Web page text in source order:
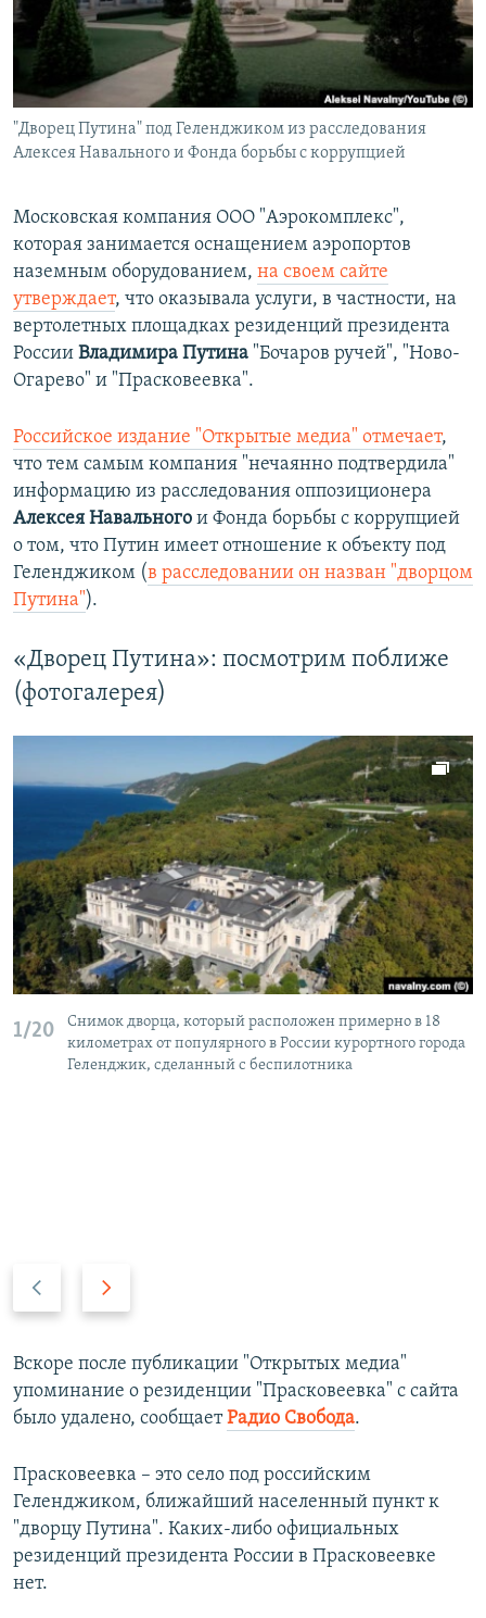
ПОБЕДИТЕЛЕЙ НЕ СУДЯТ?
КРЫМ.НЕПОКОРЕННЫЙ
ELIFBE
УКРАИНСКАЯ ПРОБЛЕМА КРЫМА
ПРИСОЕДИНЯЙТЕСЬ!
"Дворец Путина" под Геленджиком из расследования
Алексея Навального и Фонда борьбы с коррупцией
Московская компания ООО "Аэрокомплекс",
которая занимается оснащением аэропортов
наземным оборудованием, на своем сайте
утверждает, что оказывала услуги, в частности, на
вертолетных площадках резиденций президента
России Владимира Путина "Бочаров ручей", "Ново-
Огарево" и "Прасковеевка".
Российское издание "Открытые медиа" отмечает,
что тем самым компания "нечаянно подтвердила"
информацию из расследования оппозиционера
Алексея Навального и Фонда борьбы с коррупцией
о том, что Путин имеет отношение к объекту под
Геленджиком (в расследовании он назван "дворцом
Путина").
«Дворец Путина»: посмотрим поближе
(фотогалерея)
1/20
Снимок дворца, который расположен примерно в 18
километрах от популярного в России курортного города
Геленджик, сделанный с беспилотника
д
ы
д
щ
и
й
с
л
д
у
ю
и
й
с
л
Вскоре после публикации "Открытых медиа"
упоминание о резиденции "Прасковеевка" с сайта
было удалено, сообщаетРадио Свобода.
Прасковеевка – это село под российским
Геленджиком, ближайший населенный пункт к
"дворцу Путина". Каких-либо официальных
резиденций президента России в Прасковеевке
нет.